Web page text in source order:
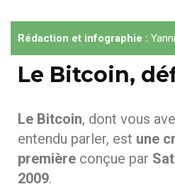
Rédaction et infographie :
Le Bitcoin,
Le Bitcoin, dont vous
entendu parler, est une
première conçue par
2009.